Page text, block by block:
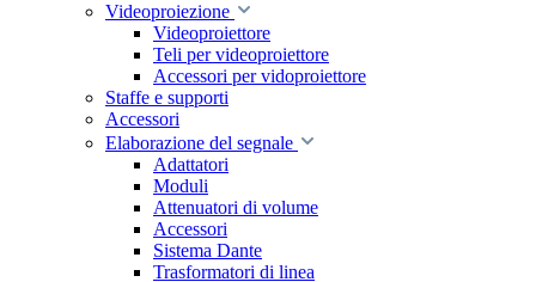
Videoproiezione
Videoproiettore
Teli per videoproiettore
Accessori per vidoproiettore
Staffe e supporti
Accessori
Elaborazione del segnale
Adattatori
Moduli
Attenuatori di volume
Accessori
Sistema Dante
Trasformatori di linea